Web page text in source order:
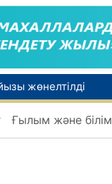
жөнелтілді
Адам саудасынан зардап шеккен азаматтар әлеуметтік қызметтермен қамтылады
Тарихи күн: Өзбекстанның «Самарқант-2028» жасанды серігі орбитаға сәтті шығарылды
соңғы күні
келді?
Ғылым және білім